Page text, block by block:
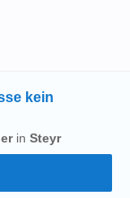
kein
in Steyr